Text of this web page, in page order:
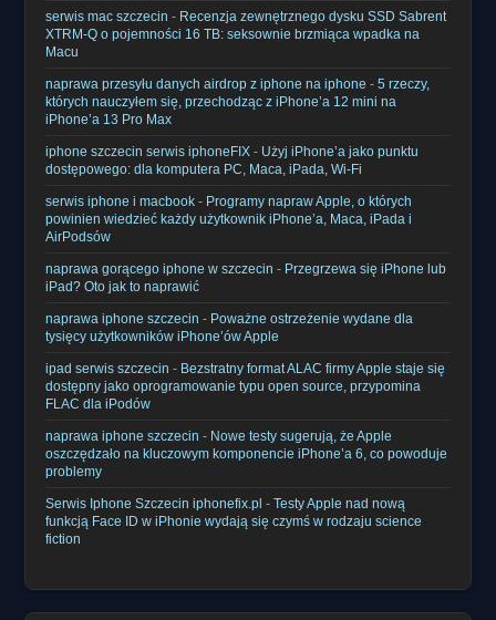
serwis mac szczecin - Recenzja zewnętrznego dysku SSD Sabrent
XTRM-Q o pojemności 16 TB: seksownie brzmiąca wpadka na
Macu
naprawa przesyłu danych airdrop z iphone na iphone -5 rzeczy,
których nauczyłem się, przechodząc z iPhone’a 12 mini na
iPhone’a 13 Pro Max
iphone szczecin serwis iphoneFIX - Użyj iPhone’a jako punktu
dostępowego: dla komputera PC, Maca, iPada, Wi-Fi
serwis iphone i macbook - Programy napraw Apple, o których
powinien wiedzieć każdy użytkownik iPhone’a, Maca, iPada i
AirPodsów
naprawa gorącego iphone w szczecin - Przegrzewa się iPhone lub
iPad? Oto jak to naprawić
naprawa iphone szczecin - Poważne ostrzeżenie wydane dla
tysięcy użytkowników iPhone’ów Apple
ipad serwis szczecin - Bezstratny format ALAC firmy Apple staje się
dostępny jako oprogramowanie typu open source, przypomina
FLAC dla iPodów
naprawa iphone szczecin - Nowe testy sugerują, że Apple
oszczędzało na kluczowym komponencie iPhone’a 6, co powoduje
problemy
Serwis Iphone Szczecin iphonefix.pl -Testy Apple nad nową
funkcją Face ID w iPhonie wydają się czymś w rodzaju science
fiction